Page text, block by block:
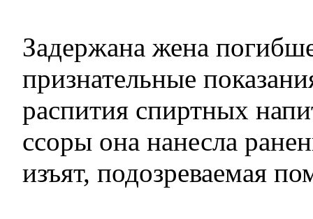
Задержана жена
признательные
распития спиртных
ссоры она нанесла
изъят, подозреваемая